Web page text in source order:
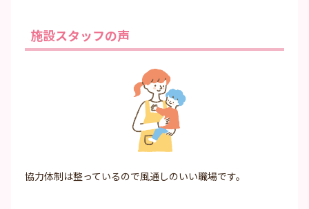
施設スタッフの声
協力体制は整っているので風通しのいい職場です。